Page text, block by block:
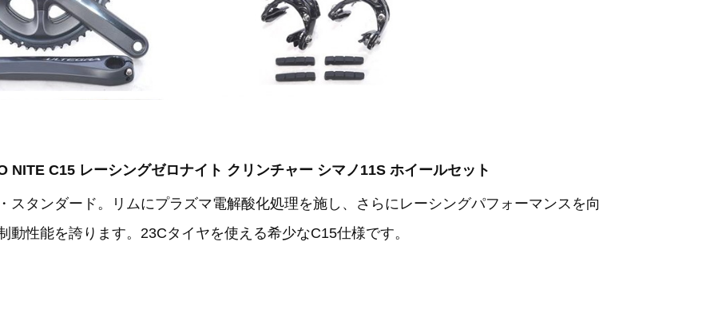
NITE C15 レーシングゼロナイト クリンチャー シマノ11S ホイールセット
スタンダード。リムにプラズマ電解酸化処理を施し、さらにレーシングパフォーマンスを向
性能を誇ります。23Cタイヤを使える希少なC15仕様です。